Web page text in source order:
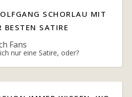
SCHORLAU MIT
BESTEN SATIRE
nur eine Satire, oder?